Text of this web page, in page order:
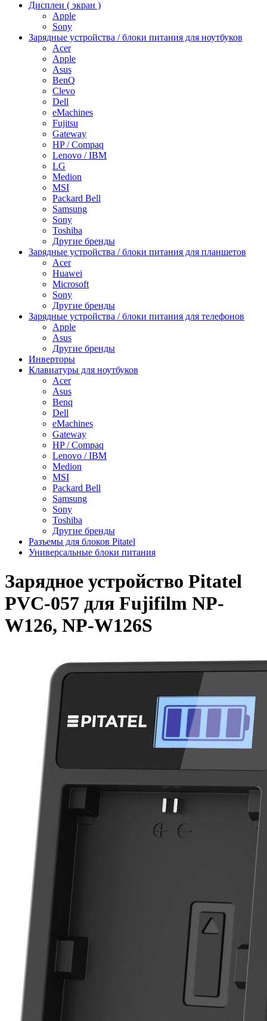
Дисплеи ( экран )
Apple
Sony
Зарядные устройства / блоки питания для ноутбуков
Acer
Apple
Asus
BenQ
Clevo
Dell
eMachines
Fujitsu
Gateway
HP / Compaq
Lenovo / IBM
LG
Medion
MSI
Packard Bell
Samsung
Sony
Toshiba
Другие бренды
Зарядные устройства / блоки питания для планшетов
Acer
Huawei
Microsoft
Sony
Другие бренды
Зарядные устройства / блоки питания для телефонов
Apple
Asus
Другие бренды
Инверторы
Клавиатуры для ноутбуков
Acer
Asus
Benq
Dell
eMachines
Gateway
HP / Compaq
Lenovo / IBM
Medion
MSI
Packard Bell
Samsung
Sony
Toshiba
Другие бренды
Разъемы для блоков Pitatel
Универсальные блоки питания
Зарядное устройство Pitatel
PVC-057 для Fujifilm NP-
W126, NP-W126S